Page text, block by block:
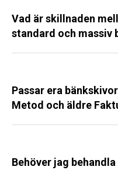
Vad är skillnaden
standard och massiv
Passar era
Metod och äldre
Behöver jag